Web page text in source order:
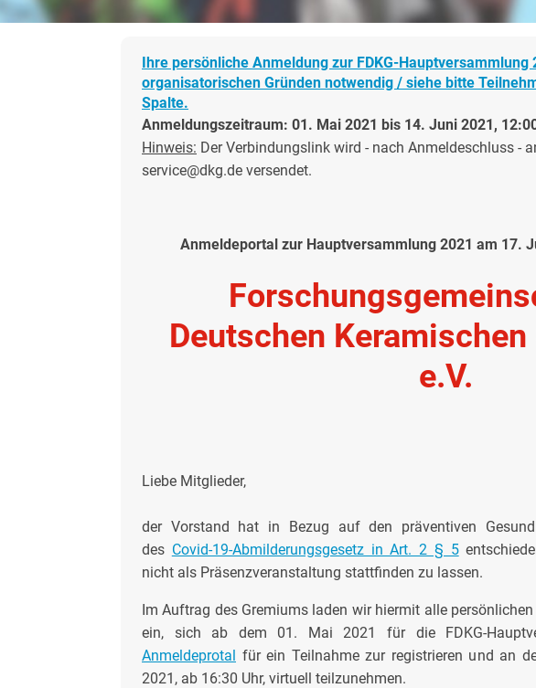
Ihre persönliche Anmeldung zur FDKG-
organisatorischen Gründen notwendig / siehe bitte
Spalte.
Anmeldungszeitraum: 01. Mai 2021 bis 14. Juni 2021,
Hinweis: Der Verbindungslink wird - nach Anmeldeschluss -
service@dkg.de versendet.
Anmeldeportal zur Hauptversammlung 2021 am 17.
Deutschen
e.V.
Liebe Mitglieder,
der Vorstand hat in Bezug auf den präventiven
des Covid-19-Abmilderungsgesetz in Art. 2 § 5
nicht als Präsenzveranstaltung stattfinden zu lassen.
Im Auftrag des Gremiums laden wir hiermit alle
ein, sich ab dem 01. Mai 2021 für die FDKG-
Anmeldeprotal für ein Teilnahme zur registrieren und an
2021, ab 16:30 Uhr, virtuell teilzunehmen.